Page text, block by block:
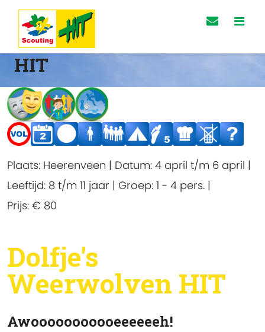
HIT
Plaats: Heerenveen | Datum: 4 april t/m 6 april |
Leeftijd: 8 t/m 11 jaar | Groep: 1 - 4 pers. |
Prijs: € 80
Dolfje's
Weerwolven HIT
Awooooooooooeeeeeeh!